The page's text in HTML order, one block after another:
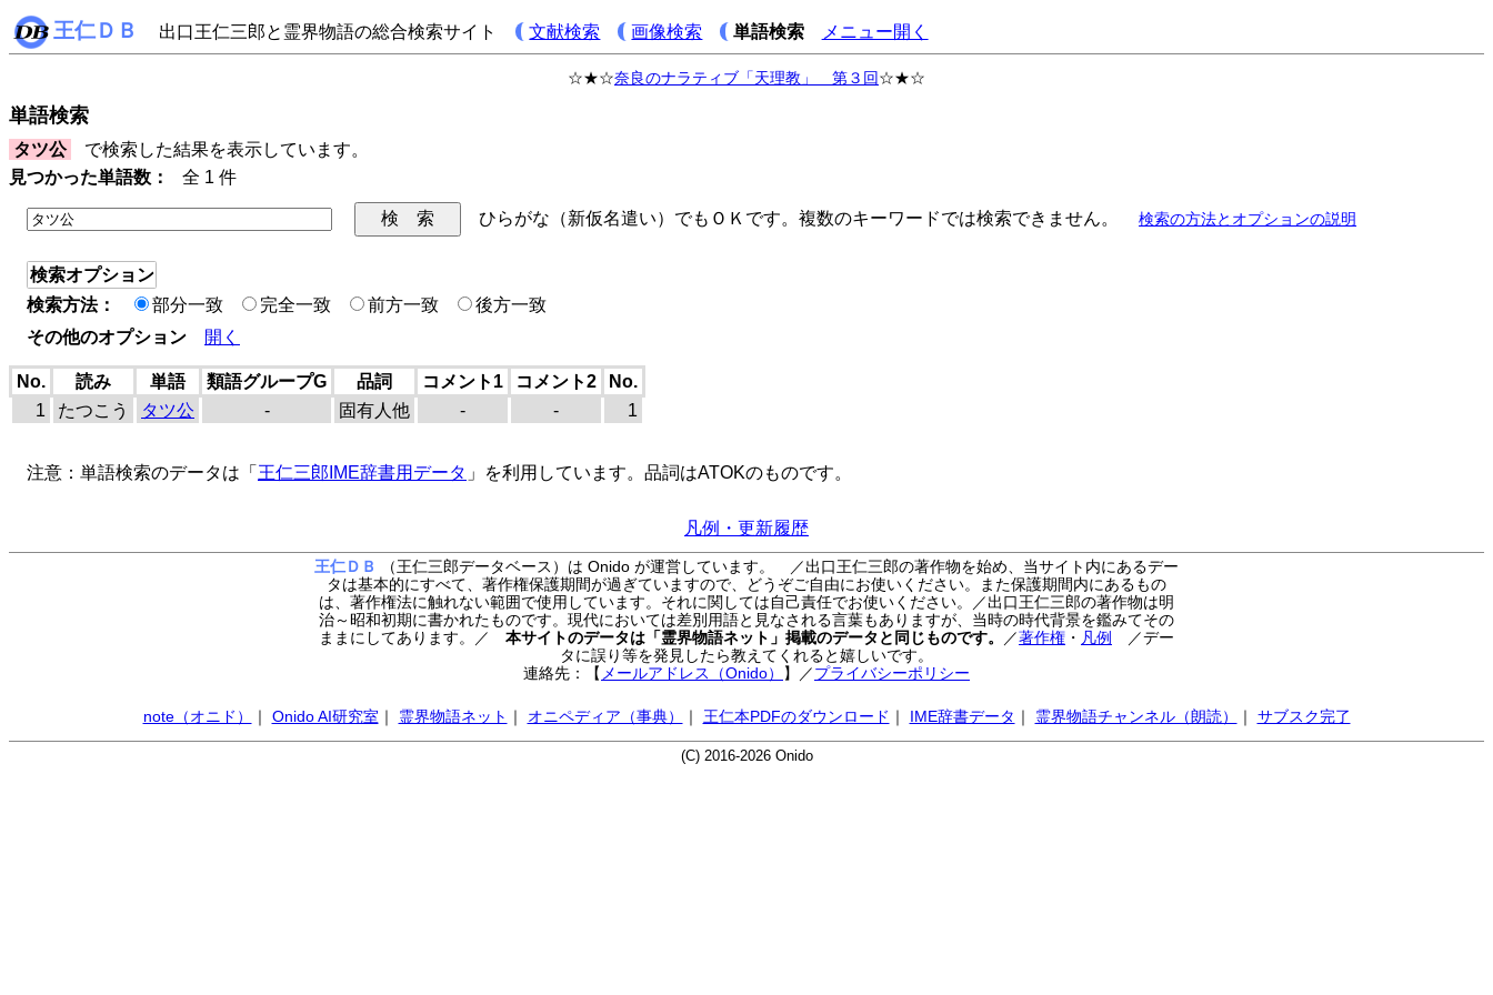
王仁ＤＢ 出口王仁三郎と霊界物語の総合検索サイト 文献検索 画像検索 単語検索 メニュー開く
☆★☆奈良のナラティブ「天理教」 第３回☆★☆
単語検索
タツ公
で検索した結果を表示しています。
見つかった単語数：
全 1 件
ひらがな（新仮名遣い）でもＯＫです。複数のキーワードでは検索できません。 検索の方法とオプションの説明
検索オプション
検索方法：
部分一致 完全一致 前方一致
後方一致
その他のオプション
開く
No. 読み 単語 類語グループG 品詞 コメント1 コメント2
No.
1
たつこう タツ公 - 固有人他 - - 1
注意：単語検索のデータは「 王仁三郎IME辞書用データ 」を利用しています。品詞はATOKのものです。
凡例・更新履歴
王仁ＤＢ （王仁三郎データベース）は Onido が運営しています。
／出口王仁三郎の著作物を始め、当サイト内にあるデー
タは基本的にすべて、著作権保護期間が過ぎていますので、どうぞご自由にお使いください。また保護期間内にあるもの
は、著作権法に触れない範囲で使用しています。それに関しては自己責任でお使いください。／出口王仁三郎の著作物は明
治～昭和初期に書かれたものです。現代においては差別用語と見なされる言葉もありますが、当時の時代背景を鑑みてその
ままにしてあります。／ 本サイトのデータは「霊界物語ネット」掲載のデータと同じものです。 ／著作権 ・ 凡例
／デー
タに誤り等を発見したら教えてくれると嬉しいです。
連絡先：【 メールアドレス（Onido） 】 ／プライバシーポリシー
note（オニド） ｜ Onido AI研究室 ｜ 霊界物語ネット ｜ オニペディア（事典） ｜ 王仁本PDFのダウンロード ｜ IME辞書データ ｜ 霊界物語チャンネル（朗読） ｜ サブスク完了
(C) 2016-2026 Onido